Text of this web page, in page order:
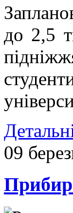
до 2,5
09